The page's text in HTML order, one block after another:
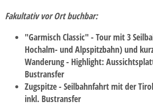
Anmeldung Newsletter
STELLENANGEBOTE
HAUSTÜRABHOLUNG /
Fakultativ vor Ort buchbar:
"Garmisch Classic" - Tour mit 3
Hochalm- und Alpspitzbahn) und
Wanderung - Highlight:
Bustransfer
Zugspitze - Seilbahnfahrt mit der
inkl. Bustransfer